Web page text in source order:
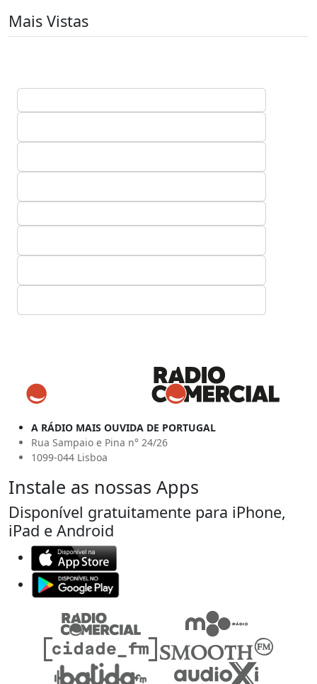
Mais Vistas
A RÁDIO MAIS OUVIDA DE PORTUGAL
Rua Sampaio e Pina n° 24/26
1099-044 Lisboa
Instale as nossas Apps
Disponível gratuitamente para iPhone,
iPad e Android